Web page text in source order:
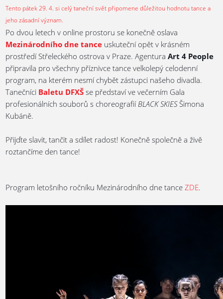
Tento pátek 29. 4. si celý taneční svět připomene důležitou hodnotu tance a
jeho zásadní význam.
Po dvou letech v online prostoru se konečně oslava
Mezinárodního dne tance uskuteční opět v krásném
prostředí Střeleckého ostrova v Praze. AgenturaArt 4 People
připravila pro všechny příznivce tance velkolepý celodenní
program, na kterém nesmí chybět zástupci našeho divadla.
Tanečníci Baletu DFXŠ se představí ve večerním Gala
profesionálních souborů s choreografiíBLACK SKIESŠimona
Kubáně.
Přijďte slavit, tančit a sdílet radost! Konečně společně a živě
roztančíme den tance!
Program letošního ročníku Mezinárodního dne tanceZDE.